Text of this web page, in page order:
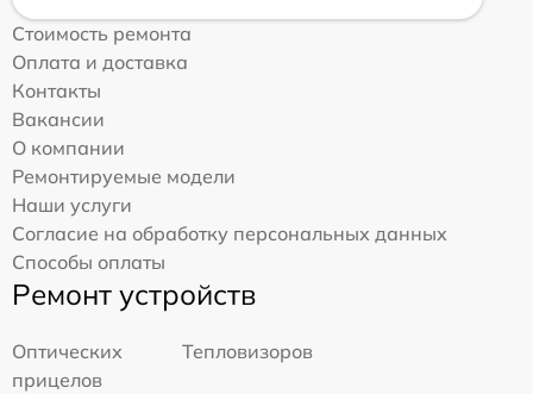
Стоимость ремонта
Оплата и доставка
Контакты
Вакансии
О компании
Ремонтируемые модели
Наши услуги
Согласие на обработку персональных данных
Способы оплаты
Ремонт устройств
Оптических
прицелов
Тепловизоров